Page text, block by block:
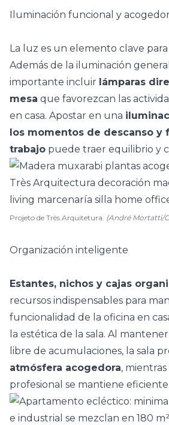
Iluminación funcional y
La luz es un elemento clave
Además de la iluminación
importante incluir lámparas
mesa que favorezcan las
en casa. Apostar en una
los momentos de descanso y
trabajo puede traer equilibrio y
Projeto de Très Arquitetura. (André Mortatti/
Organización inteligente
Estantes, nichos y cajas
recursos indispensables para
funcionalidad de la oficina en
la estética de la sala. Al
libre de acumulaciones, la sala
atmósfera acogedora,
profesional se mantiene eficiente.